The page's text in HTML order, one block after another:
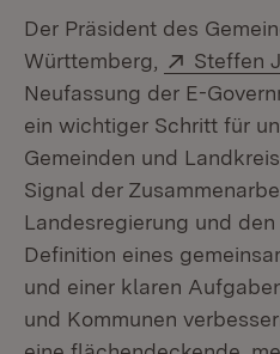
Der Präsident des
Württemberg,
Extern:
Steffen
Neufassung der E-
ein wichtiger Schritt für
Gemeinden und
Signal der
Landesregierung und
Definition eines
und einer klaren
und Kommunen